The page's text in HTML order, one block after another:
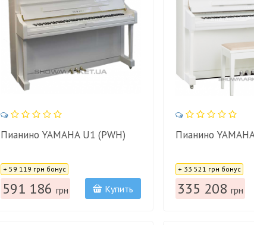
Пианино YAMAHA U1 (PWH)
Цена:
+ 59 119 грн бонус
591 186 грн Купить
Пианино
Цена:
+ 33 521 грн бонус
335 208 грн